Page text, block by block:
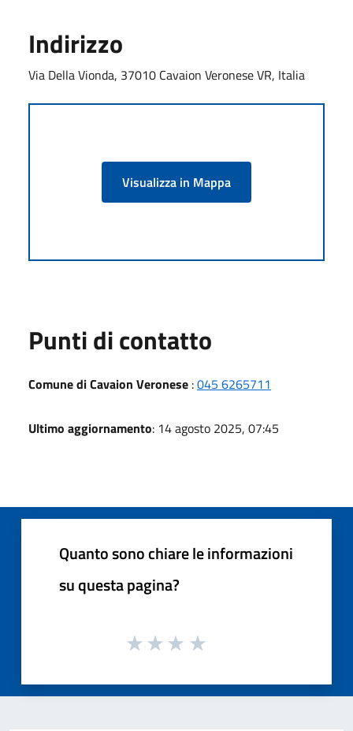
Indirizzo
Via Della Vionda, 37010 Cavaion Veronese VR, Italia
Visualizza in Mappa
Punti di contatto
Comune di Cavaion Veronese :045 6265711
Ultimo aggiornamento: 14 agosto 2025, 07:45
Quanto sono chiare le informazioni
su questa pagina?